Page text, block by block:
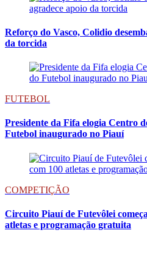
Reforço do Vasco, Colidio
da torcida
FUTEBOL
Presidente da Fifa elogia Centro
Futebol inaugurado no Piauí
COMPETIÇÃO
Circuito Piauí de Futevôlei
atletas e programação gratuita